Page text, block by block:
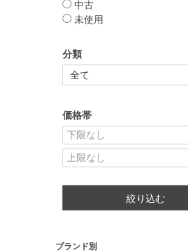
中古
未使用
分類
価格帯
絞り込む
ブランド別